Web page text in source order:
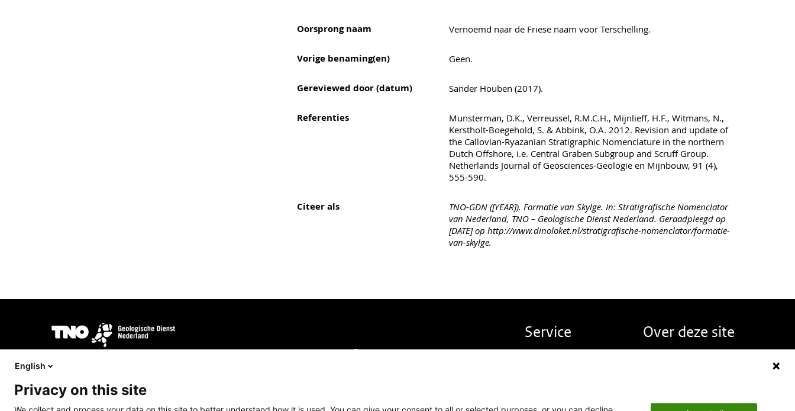
Oorsprong naam Vernoemd naar de Friese naam voor Terschelling.
Vorige benaming(en) Geen.
Gereviewed door (datum) Sander Houben (2017).
Referenties
Munsterman, D.K., Verreussel, R.M.C.H., Mijnlieff, H.F., Witmans, N.,
Kerstholt-Boegehold, S. & Abbink, O.A. 2012. Revision and update of
the Callovian-Ryazanian Stratigraphic Nomenclature in the northern
Dutch Offshore, i.e. Central Graben Subgroup and Scruff Group.
Netherlands Journal of Geosciences-Geologie en Mijnbouw, 91 (4),
555-590.
Citeer als
TNO-GDN ([YEAR]). Formatie van Skylge. In: Stratigrafische Nomenclator
van Nederland, TNO – Geologische Dienst Nederland. Geraadpleegd op
[DATE] op http://www.dinoloket.nl/stratigrafische-nomenclator/formatie-
van-skylge.
Afbeelding
DINOloket wordt ontwikkeld en beheerd doorTNO Geologische Dienst Nederland
in
opdracht van het
Service
English
Over deze site
Toegankelijkheid
English
Privacy on this site